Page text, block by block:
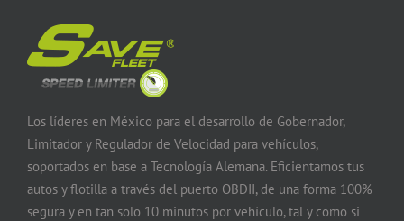
Los líderes en México para el desarrollo de Gobernador,
Limitador y Regulador de Velocidad para vehículos,
soportados en base a Tecnología Alemana. Eficientamos tus
autos y flotilla a través del puerto OBDII, de una forma 100%
segura y en tan solo 10 minutos por vehículo, tal y como si